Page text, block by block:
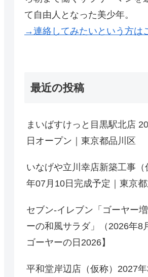
て自由人となった美少年。
→連絡してみたいという方は
最近の投稿
まいばすけっと目黒駅北店
日オープン｜東京都品川区
いなげや立川幸店新築工事（
年07月10日完成予定｜東京
セブン-イレブン「ゴーヤー
ーの和風サラダ」（2026年8
ゴーヤーの日2026】
平和堂岸辺店（仮称）2027